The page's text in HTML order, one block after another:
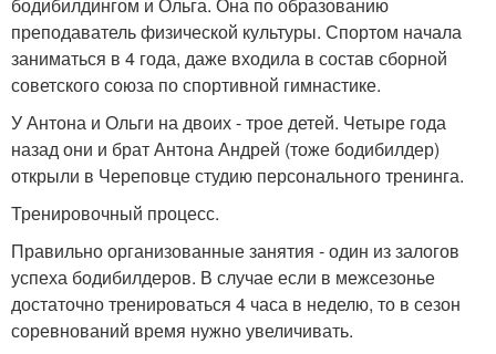
бодибилдингом и Ольга. Она по образованию
преподаватель физической культуры. Спортом начала
заниматься в 4 года, даже входила в состав сборной
советского союза по спортивной гимнастике.
У Антона и Ольги на двоих - трое детей. Четыре года
назад они и брат Антона Андрей (тоже бодибилдер)
открыли в Череповце студию персонального тренинга.
Тренировочный процесс.
Правильно организованные занятия - один из залогов
успеха бодибилдеров. В случае если в межсезонье
достаточно тренироваться 4 часа в неделю, то в сезон
соревнований время нужно увеличивать.